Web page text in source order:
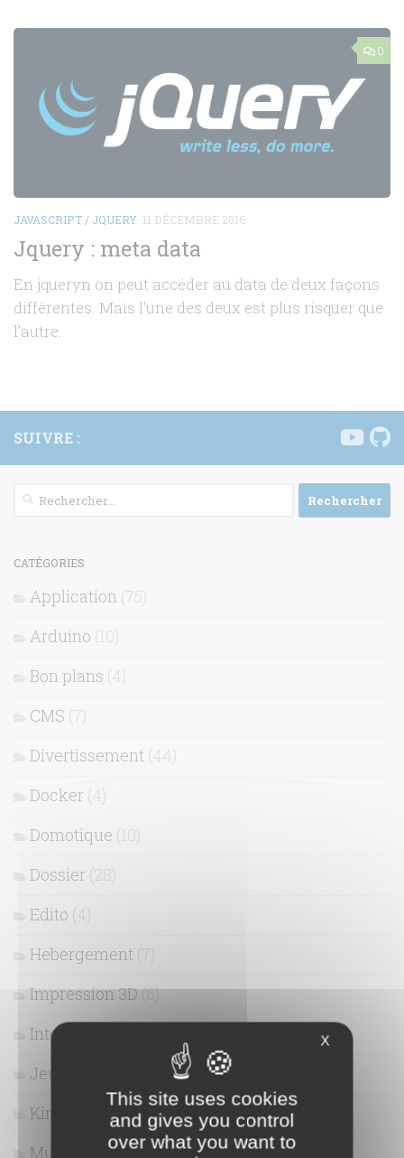
0
JAVASCRIPT / JQUERY 11 DÉCEMBRE 2016
Jquery : meta data
En jqueryn on peut accéder au data de deux façons
différentes. Mais l’une des deux est plus risquer que
l’autre.
SUIVRE :
Rechercher :
CATÉGORIES
Application (75)
Arduino (10)
Bon plans (4)
CMS (7)
Divertissement (44)
Docker (4)
Domotique (10)
Dossier (28)
Edito (4)
Hebergement (7)
Impression 3D(6)
Interview
Jeux Vidéo
Kinect
Multimédia(16)
X
This site uses cookies
and gives you control
over what you want to